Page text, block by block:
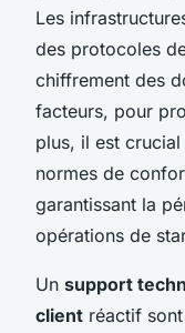
Les
des protocoles
chiffrement des
facteurs, pour
plus, il est
normes de
garantissant la
opérations de
Un support
client réactif